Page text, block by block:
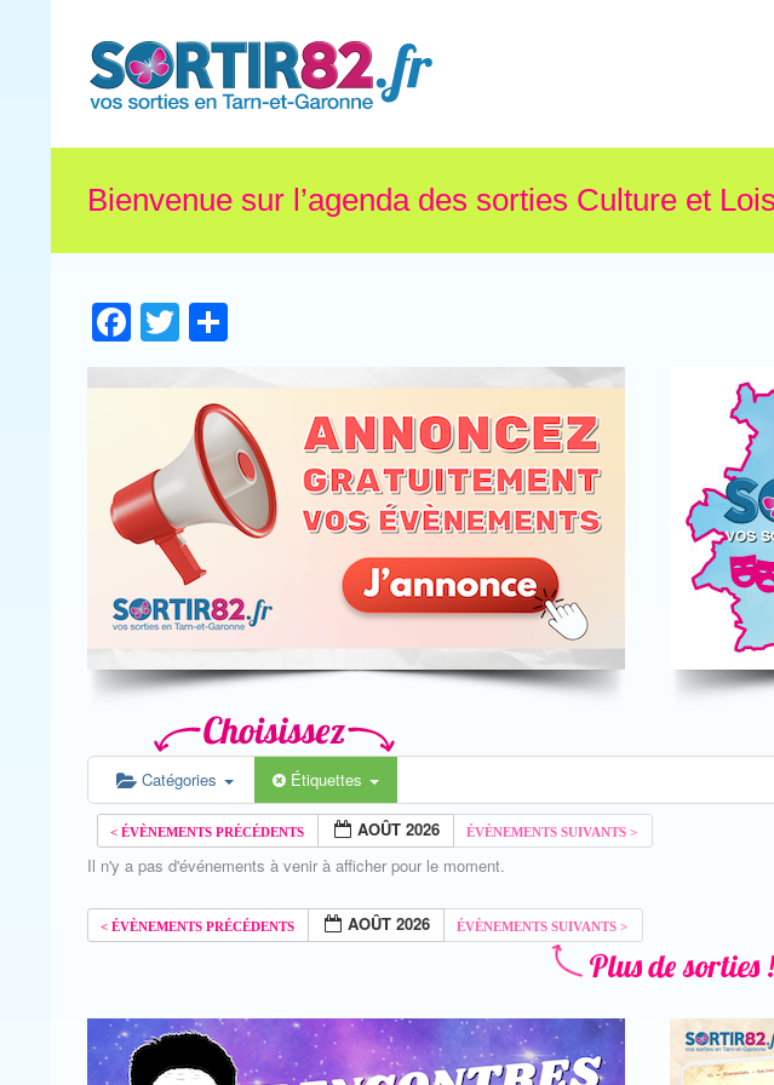
Bienvenue sur l’agenda des sorties Culture et
Facebook
Twitter
Catégories Étiquettes
AOÛT 2026
Il n'y a pas d'événements à venir à afficher pour le moment.
AOÛT 2026